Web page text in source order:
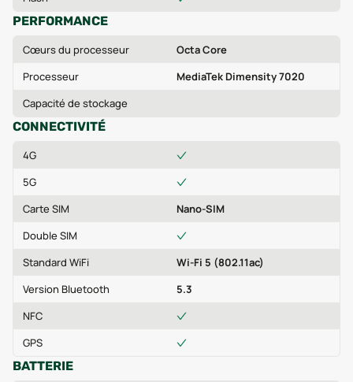
PERFORMANCE
Cœurs du processeur
Octa Core
Processeur
MediaTek Dimensity 7020
Capacité de stockage
CONNECTIVITÉ
4G
5G
Carte SIM
Nano-SIM
Double SIM
Standard WiFi
Wi-Fi 5 (802.11ac)
Version Bluetooth
5.3
NFC
GPS
BATTERIE